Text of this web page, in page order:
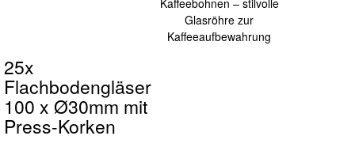
25x
Flachbodengläser
100 x Ø30mm mit
Press-Korken